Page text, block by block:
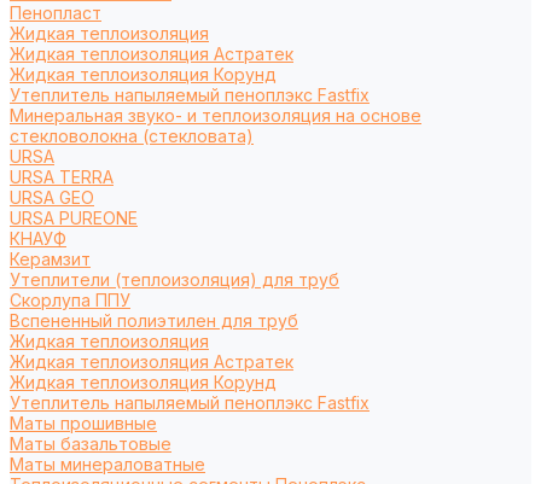
Пенопласт
Жидкая теплоизоляция
Жидкая теплоизоляция Астратек
Жидкая теплоизоляция Корунд
Утеплитель напыляемый пеноплэкс Fastfix
Минеральная звуко- и теплоизоляция на основе
стекловолокна (стекловата)
URSA
URSA TERRA
URSA GEO
URSA PUREONE
КНАУФ
Керамзит
Утеплители (теплоизоляция) для труб
Cкорлупа ППУ
Вспененный полиэтилен для труб
Жидкая теплоизоляция
Жидкая теплоизоляция Астратек
Жидкая теплоизоляция Корунд
Утеплитель напыляемый пеноплэкс Fastfix
Маты прошивные
Маты базальтовые
Маты минераловатные